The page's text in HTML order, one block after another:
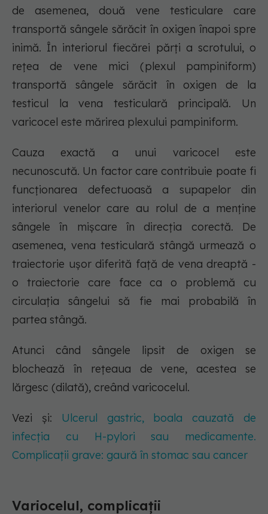
de asemenea, două vene testiculare care
transportă sângele sărăcit în oxigen înapoi spre
inimă. În interiorul fiecărei părți a scrotului, o
rețea de vene mici (plexul pampiniform)
transportă sângele sărăcit în oxigen de la
testicul la vena testiculară principală. Un
varicocel este mărirea plexului pampiniform.
Cauza exactă a unui varicocel este
necunoscută. Un factor care contribuie poate fi
funcționarea defectuoasă a supapelor din
interiorul venelor care au rolul de a menține
sângele în mișcare în direcția corectă. De
asemenea, vena testiculară stângă urmează o
traiectorie ușor diferită față de vena dreaptă -
o traiectorie care face ca o problemă cu
circulația sângelui să fie mai probabilă în
partea stângă.
Atunci când sângele lipsit de oxigen se
blochează în rețeaua de vene, acestea se
lărgesc (dilată), creând varicocelul.
Vezi și: Ulcerul gastric, boala cauzată de
infecția cu H-pylori sau medicamente.
Complicații grave: gaură în stomac sau cancer
Variocelul, complicații